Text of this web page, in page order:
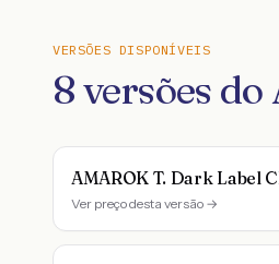
VERSÕES DISPONÍVEIS
8versões do
AMAROK T. Dark Label
Ver preço desta versão →